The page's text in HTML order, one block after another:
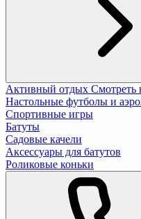
Активный отдых Смотреть
Настольные футболы и
Спортивные игры
Батуты
Садовые качели
Аксессуары для батутов
Роликовые коньки